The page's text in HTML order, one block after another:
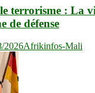
terrorisme : La
de défense
2026Afrikinfos-Mali